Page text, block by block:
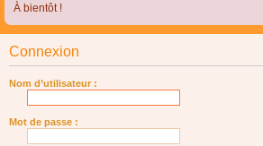
À bientôt !
Connexion
Nom d’utilisateur :
Mot de passe :